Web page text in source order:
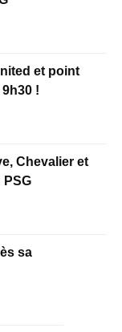
et point
!
Chevalier et
PSG
sa